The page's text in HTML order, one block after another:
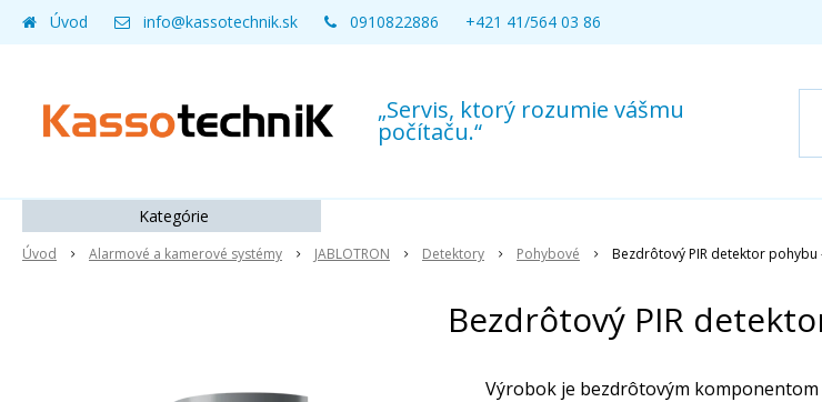
„Servis, ktorý rozumie vášmu
počítaču.“
Úvod info@kassotechnik.sk 0910822886 +421 41/564 03 86
Úvod Alarmové a kamerové systémy JABLOTRON Detektory Pohybové Bezdrôtový PIR detektor pohybu
Bezdrôtový PIR
Výrobok je bezdrôtovým komponentom
Kategórie